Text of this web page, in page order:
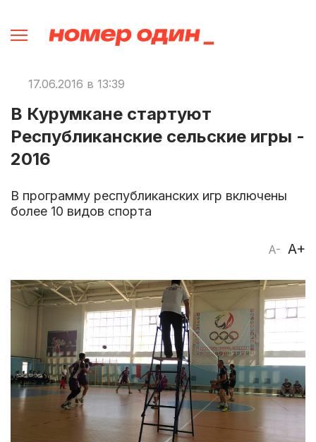
17.06.2016 в 13:39
В Курумкане стартуют
Республиканские сельские игры -
2016
В программу республиканских игр включены
более 10 видов спорта
A- A+